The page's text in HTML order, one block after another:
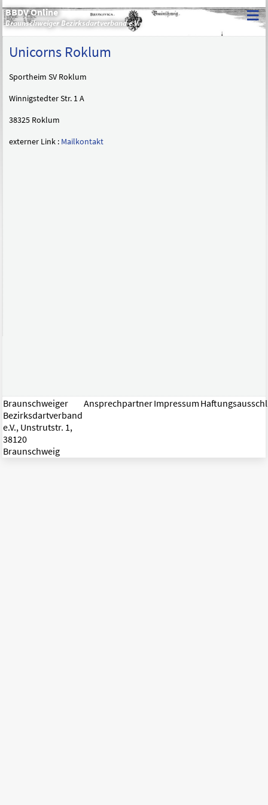
BBDV Online
Braunschweiger Bezirksdartverband e.V. ≡
Unicorns Roklum
Sportheim SV Roklum
Winnigstedter Str. 1 A
38325 Roklum
externer Link : Mailkontakt
Braunschweiger
Bezirksdartverband
e.V., Unstrutstr. 1,
38120
Braunschweig
AnsprechpartnerImpressum